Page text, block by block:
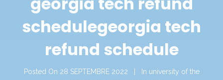
schedulegeorgia tech
refund schedule
Posted On 28 SEPTEMBRE 2022 In university of the